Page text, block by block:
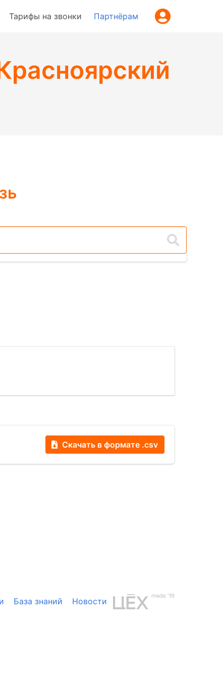
Тарифы на звонки Партнёрам
Скачать в формате .csv
База знаний Новости